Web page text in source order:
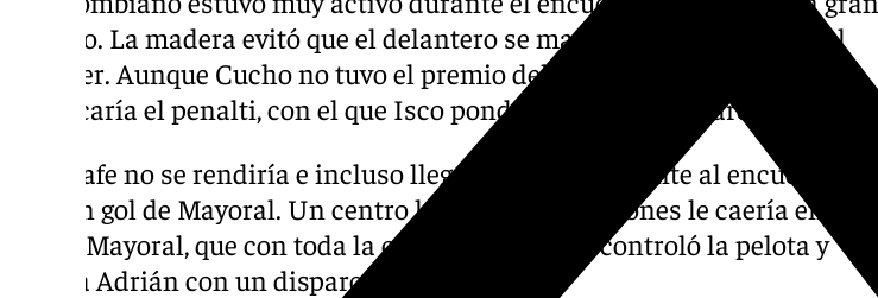
partido. La madera evitó que el delantero se marchara con un gol en el
día ayer. Aunque Cucho no tuvo el premio del gol, el ariete sería el que
provocaría el penalti, con el que Isco pondría el 0-2 en el marcador.
El Getafe no se rendiría e incluso llegaría a poner picante al encuentro
tras un gol de Mayoral. Un centro lateral de los azulones le caería en los
pies a Mayoral, que con toda la calma del mundo, controló la pelota y
batió a Adrián con un disparo a bocajarro.